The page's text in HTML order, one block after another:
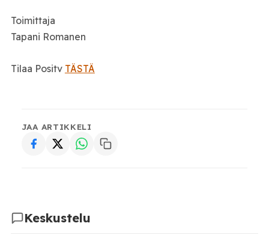
Toimittaja
Tapani Romanen
Tilaa Positv TÄSTÄ
JAA ARTIKKELI
Keskustelu